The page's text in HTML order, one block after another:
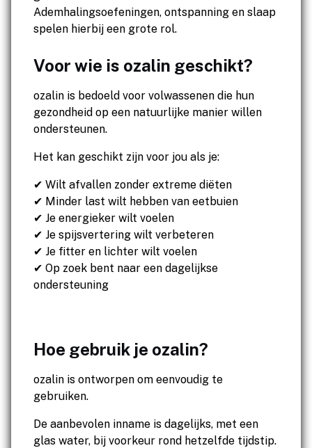
Ademhalingsoefeningen, ontspanning en slaap
spelen hierbij een grote rol.
Voor wie is ozalin geschikt?
ozalin is bedoeld voor volwassenen die hun
gezondheid op een natuurlijke manier willen
ondersteunen.
Het kan geschikt zijn voor jou als je:
✔ Wilt afvallen zonder extreme diëten
✔ Minder last wilt hebben van eetbuien
✔ Je energieker wilt voelen
✔ Je spijsvertering wilt verbeteren
✔ Je fitter en lichter wilt voelen
✔ Op zoek bent naar een dagelijkse
ondersteuning
Hoe gebruik je ozalin?
ozalin is ontworpen om eenvoudig te
gebruiken.
De aanbevolen inname is dagelijks, met een
glas water, bij voorkeur rond hetzelfde tijdstip.